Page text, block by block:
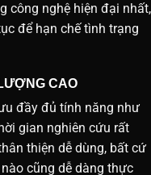
công nghệ hiện đại nhất,
để hạn chế tình trạng
CAO
đầy đủ tính năng như
gian nghiên cứu rất
thiện dễ dùng, bất cứ
cũng dễ dàng thực